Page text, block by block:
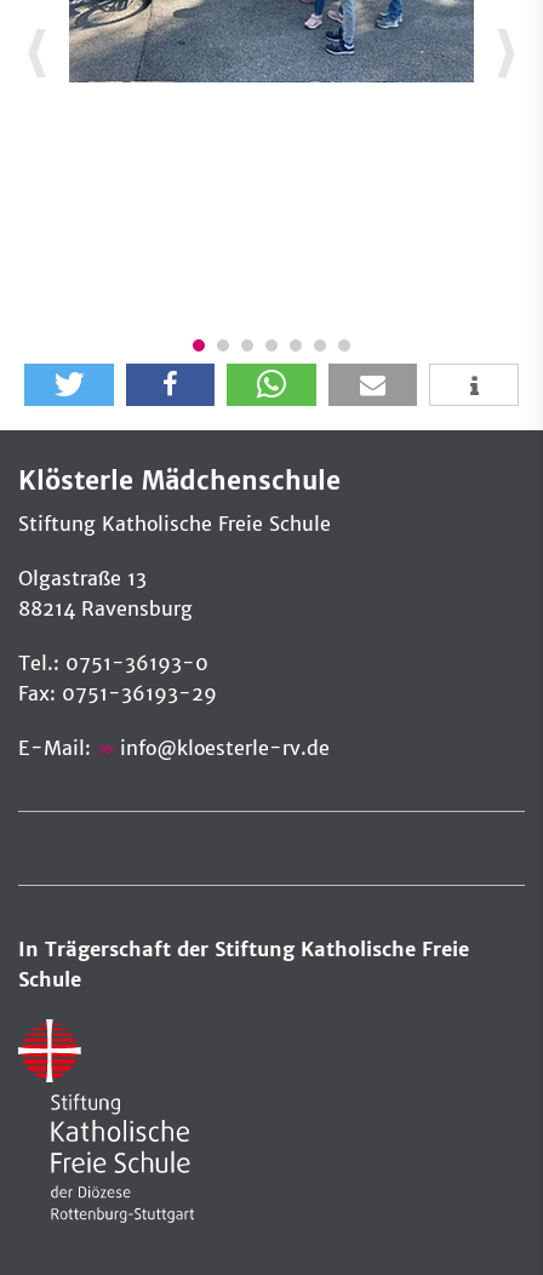
Klösterle Mädchenschule
Stiftung Katholische Freie Schule
Olgastraße 13
88214 Ravensburg
Tel.: 0751-36193-0
Fax: 0751-36193-29
E-Mail: info@ kloesterle-rv.de
In Trägerschaft der Stiftung Katholische Freie
Schule